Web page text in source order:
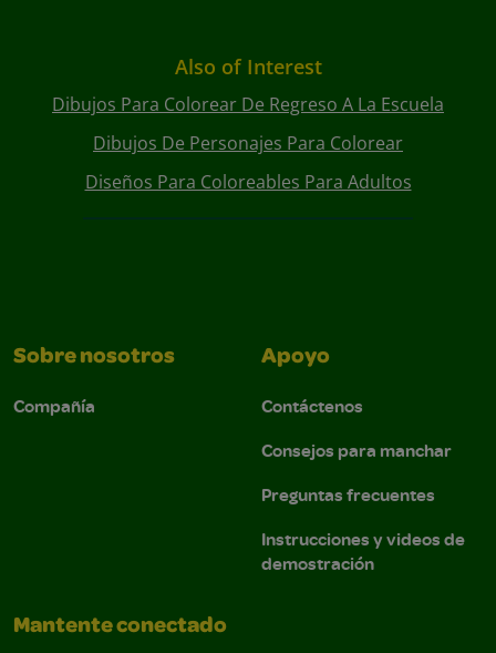
Also of Interest
Dibujos Para Colorear De Regreso A La Escuela
Dibujos De Personajes Para Colorear
Diseños Para Coloreables Para Adultos
Sobre nosotros
Compañía
Apoyo
Contáctenos
Consejos para manchar
Preguntas frecuentes
Instrucciones y videos de
demostración
Mantente conectado